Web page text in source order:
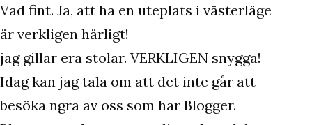
Vad fint. Ja, att ha en uteplats i västerläge
är verkligen härligt!
jag gillar era stolar. VERKLIGEN snygga!
Idag kan jag tala om att det inte går att
besöka ngra av oss som har Blogger.